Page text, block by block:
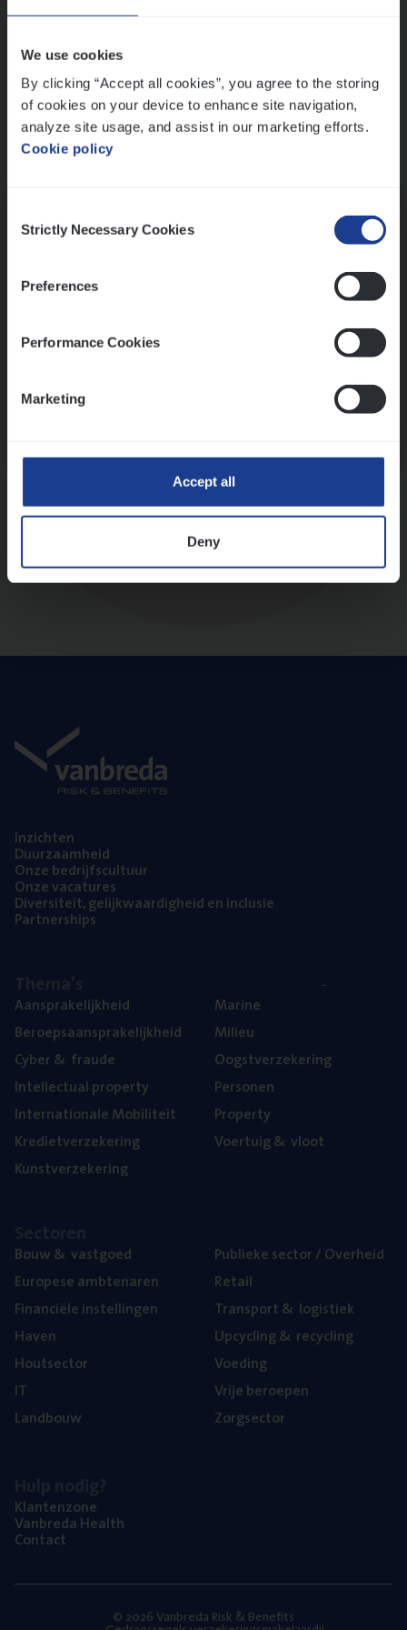
We use cookies
By clicking “Accept all cookies”, you agree to the storing
of cookies on your device to enhance site navigation,
analyze site usage, and assist in our marketing efforts.
Cookie policy
Selection
Strictly Necessary Cookies
Preferences
Performance Cookies
Marketing
Accept all
Deny
Inzich­ten
Duur­zaam­heid
Onze bedrijfs­cul­tuur
Onze vaca­tu­res
Diver­si­teit, gelijk­waar­dig­heid en inclusie
Part­ner­ships
Aan­spra­ke­lijk­heid
Beroeps­aan­spra­ke­lijk­heid
Cyber& fraude
Intel­lec­tu­al property
Inter­na­ti­o­na­le Mobiliteit
Kre­diet­ver­ze­ke­ring
Kunst­ver­ze­ke­ring
Mari­ne
Mili­eu
Oogst­ver­ze­ke­ring
Per­so­nen
Pro­per­ty
Voer­tuig& vloot
Bouw& vastgoed
Euro­pe­se ambtenaren
Finan­ci­ë­le instellingen
Haven
Hout­sec­tor
IT
Land­bouw
Publie­ke sec­tor / Overheid
Retail
Trans­port& logistiek
Upcy­cling& recycling
Voe­ding
Vrije beroe­pen
Zorg­sec­tor
Klan­ten­zo­ne
Van­b­re­da Health
Con­tact
© 2026 Vanbreda Risk & Benefits